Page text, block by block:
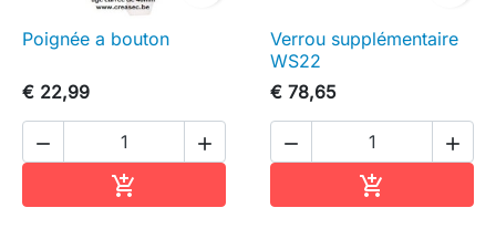
Poignée a bouton
€ 22,99
 

Verrou supplémentaire
WS22
€ 78,65
 
